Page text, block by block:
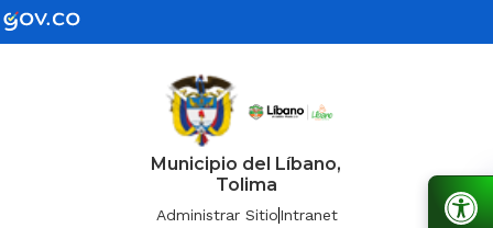
Municipio del Líbano,
Tolima
Administrar SitioIntranet